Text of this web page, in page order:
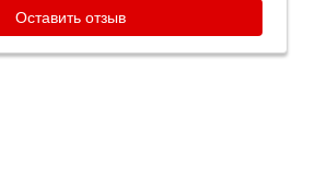
Оставить отзыв